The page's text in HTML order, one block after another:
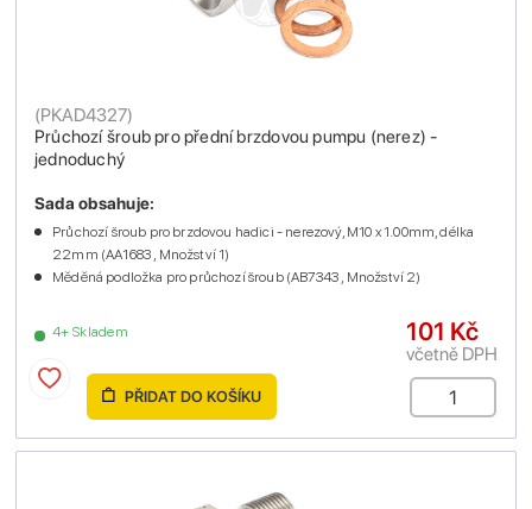
Průchozí šroub pro přední brzdovou pumpu (nerez) -
jednoduchý
(PKAD4327)
4+ Skladem
Sada obsahuje:
Průchozí šroub pro brzdovou hadici - nerezový, M10 x 1.00mm, délka
22mm (AA1683 , Množství 1)
Měděná podložka pro průchozí šroub (AB7343 , Množství 2)
101 Kč
včetně DPH
PŘIDAT DO KOŠÍKU